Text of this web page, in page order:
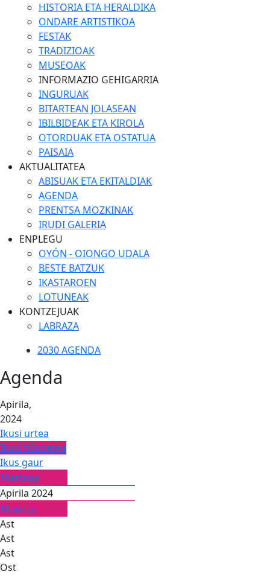
HISTORIA ETA HERALDIKA
ONDARE ARTISTIKOA
FESTAK
TRADIZIOAK
MUSEOAK
INFORMAZIO GEHIGARRIA
INGURUAK
BITARTEAN JOLASEAN
IBILBIDEAK ETA KIROLA
OTORDUAK ETA OSTATUA
PAISAIA
AKTUALITATEA
ABISUAK ETA EKITALDIAK
AGENDA
PRENTSA MOZKINAK
IRUDI GALERIA
ENPLEGU
OYÓN - OIONGO UDALA
BESTE BATZUK
IKASTAROEN
LOTUNEAK
KONTZEJUAK
LABRAZA
2030 AGENDA
Agenda
Apirila,
2024
Ikusi urtea
Ikusi hilabetea
Ikus gaur
Martxoa
Apirila 2024
Maiatza
Ast
Ast
Ast
Ost